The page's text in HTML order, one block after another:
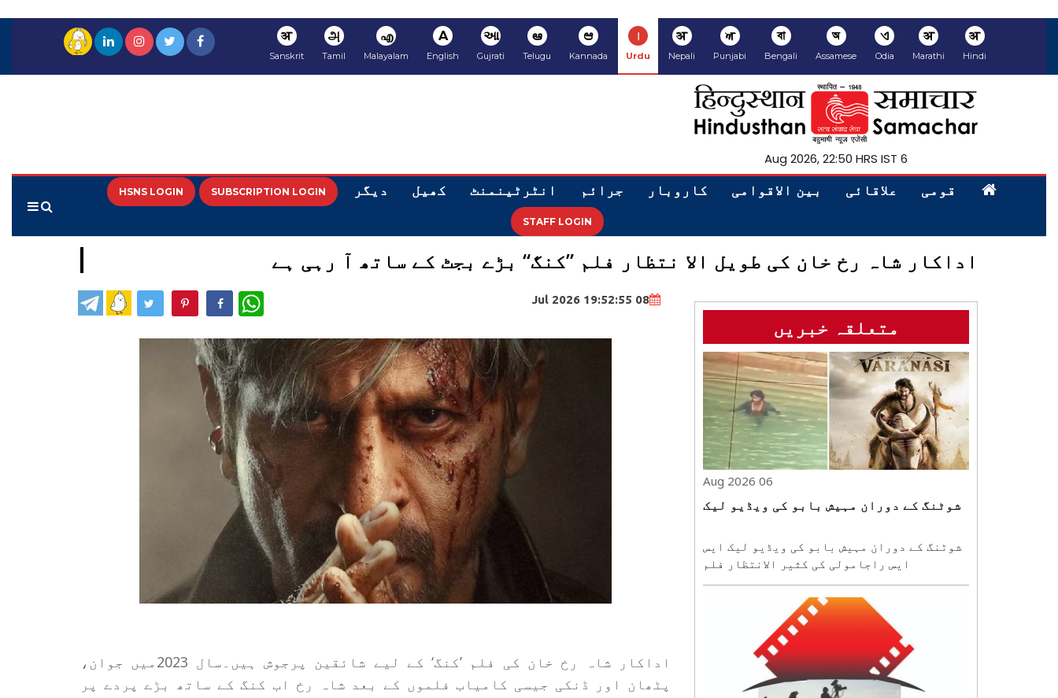
अ
Hindi
अ
Marathi
ଏ
Odia
অ
Assamese
বা
Bengali
ਅ
Punjabi
अ
Nepali
ا
Urdu
ಆ
Kannada
ఆ
Telugu
આ
Gujrati
A
English
എ
Malayalam
அ
Tamil
अ
Sanskrit
6 Aug 2026, 22:50 HRS IST
قومی علاقائی بین الاقوامی کاروبار جرائم انٹرٹینمنٹ کھیل دیگر SUBSCRIPTION LOGIN
HSNS LOGIN
STAFF LOGIN
اداکار شاہ رخ خان کی طویل الا نتظار فلم ”کنگ“ بڑے بجٹ کے ساتھ آ رہی ہے
08 Jul 2026 19:52:55
WhatsApp
اداکار شاہ رخ خان کی فلم ’کنگ‘ کے لیے شائقین پرجوش ہیں۔سال 2023میں جوان،
پٹھان اور ڈنکی جیسی کامیاب فلموں کے بعد شاہ رخ اب کنگ کے ساتھ بڑے پردے پر
متعلقہ خبریں
06 Aug 2026
شوٹنگ کے دوران مہیش بابو کی ویڈیو لیک
شوٹنگ کے دوران مہیش بابو کی ویڈیو لیک ایس
ایس راجامولی کی کثیر الانتظار فلم
ہونے والی ویڈیو کے باعث خبروں میں ہے۔
حیدرآباد میں جاری فلم کی شوٹنگ کے دوران
مہیش بابو کی ایک مبینہ ویڈیو سوشل میڈیا پر